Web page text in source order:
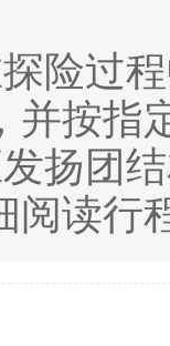
险过
并按指
扬团
阅读行